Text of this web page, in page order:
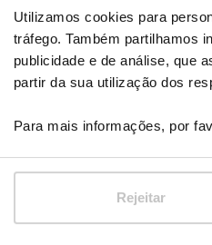
Utilizamos cookies para
tráfego. Também partilhamos
publicidade e de análise, que
partir da sua utilização dos
Para mais informações, por
Rejeitar